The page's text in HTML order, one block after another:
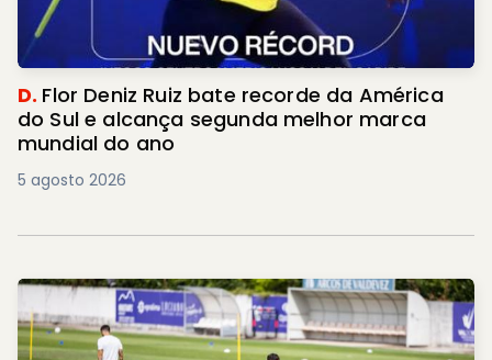
D. Flor Deniz Ruiz bate recorde da América
do Sul e alcança segunda melhor marca
mundial do ano
5 agosto 2026